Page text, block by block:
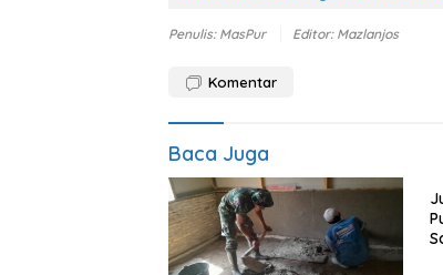
Penulis: MasPur Editor: Mazlanjos
Komentar
Baca Juga